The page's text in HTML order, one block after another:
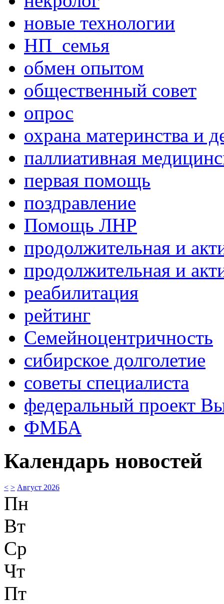
новые технологии
НП_семья
обмен опытом
общественный совет
опрос
охрана материнства и
паллиативная
первая помощь
поздравление
Помощь ЛНР
продолжительная и
продолжительная и
реабилитация
рейтинг
Семейноцентричность
сибирское долголетие
советы специалиста
федеральный проект
ФМБА
Календарь новостей
< > Август 2026
Пн
Вт
Ср
Чт
Пт